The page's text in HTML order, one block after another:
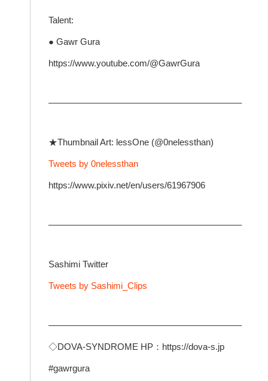
Talent:
● Gawr Gura
https://www.youtube.com/@GawrGura
—————————————————————–
★Thumbnail Art: lessOne (@0nelessthan)
Tweets by 0nelessthan
https://www.pixiv.net/en/users/61967906
—————————————————————–
Sashimi Twitter
Tweets by Sashimi_Clips
—————————————————————–
◇DOVA-SYNDROME HP：https://dova-s.jp
#gawrgura